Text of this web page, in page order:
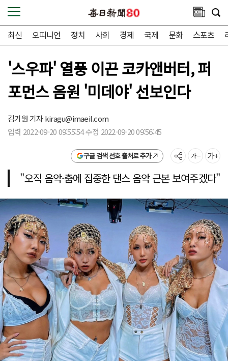
최신 오피니언 정치 사회 경제 국제 문화 스포츠
'스우파' 열풍 이끈 코카앤버터, 퍼
포먼스 음원 '미데야' 선보인다
김기원 기자kiragu@imaeil.com
입력 2022-09-20 09:55:54 수정 2022-09-20 09:56:45
구글 검색 선호 출처로 추가
"오직 음악·춤에 집중한 댄스 음악 근본 보여주겠다"